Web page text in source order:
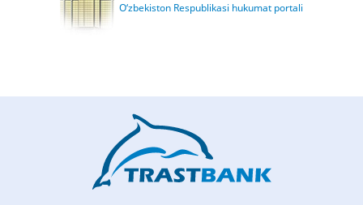
O‘zbekiston Respublikasi hukumat portali